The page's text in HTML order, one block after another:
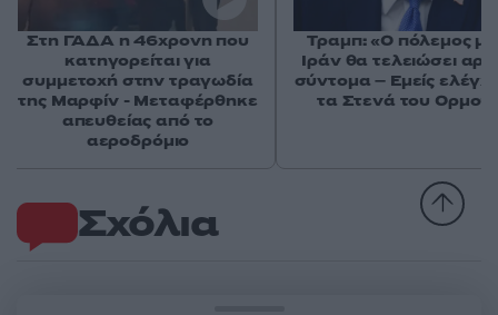
Σχόλια
Στη ΓΑΔΑ η 46χρονη που
κατηγορείται για
συμμετοχή στην τραγωδία
της Μαρφίν - Μεταφέρθηκε
απευθείας από το
αεροδρόμιο
Τραμπ: «Ο πόλεμος με
Ιράν θα τελειώσει
σύντομα – Εμείς
τα Στενά του